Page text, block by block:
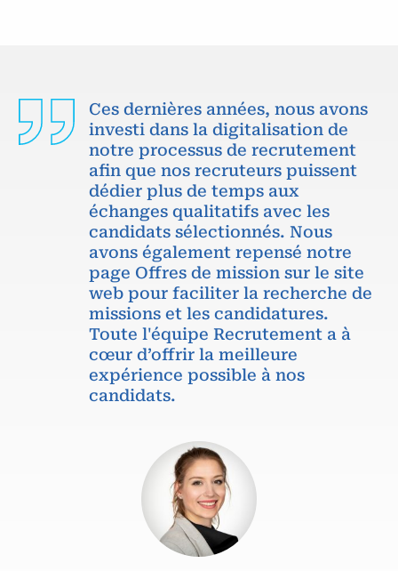
Ces dernières années, nous avons
investi dans la digitalisation de
notre processus de recrutement
afin que nos recruteurs puissent
dédier plus de temps aux
échanges qualitatifs avec les
candidats sélectionnés. Nous
avons également repensé notre
page Offres de mission sur le site
web pour faciliter la recherche de
missions et les candidatures.
Toute l'équipe Recrutement a à
cœur d’offrir la meilleure
expérience possible à nos
candidats.